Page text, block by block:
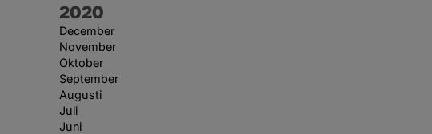
År:
2020
December
November
Oktober
September
Augusti
Juli
Juni